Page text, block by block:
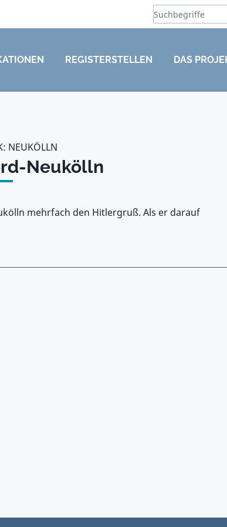
REGISTERSTELLEN DAS
NEUKÖLLN
Neukölln
mehrfach den Hitlergruß. Als er darauf